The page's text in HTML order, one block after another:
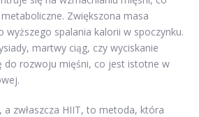
Zwiększona masa
wyższego spalania kalorii w spoczynku.
martwy ciąg, czy wyciskanie
do rozwoju mięśni, co jest istotne w
, a zwłaszcza HIIT, to metoda, która